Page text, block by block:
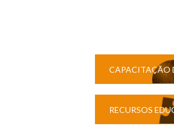
CAPACITAÇÃO
RECURSOS